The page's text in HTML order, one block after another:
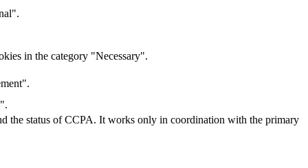
in the category "Necessary".
the status of CCPA. It works only in coordination with the primary